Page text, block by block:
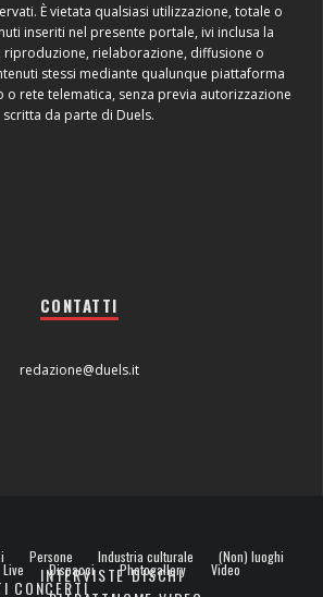
È vietata qualsiasi utilizzazione, totale o
inseriti nel presente portale, ivi inclusa la
riproduzione, rielaborazione, diffusione o
stessi mediante qualunque piattaforma
rete telematica, senza previa autorizzazione
scritta da parte di Duels.
CONTATTI
redazione@duels.it
Persone
INTERVISTE
Industria culturale
DISCHI
(Non) luoghi
Live
CONCERTI
Dispacci Photogallery Video